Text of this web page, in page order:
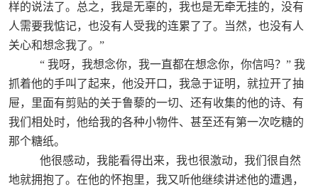
样的说法了。总之，我是无辜的，我也是无牵无挂的，没有
人需要我惦记，也没有人受我的连累了了。当然，也没有人
关心和想念我了。”
“ 我呀，我想念你，我一直都在想念你，你信吗？” 我
抓着他的手叫了起来，他没开口，我急于证明，就拉开了抽
屉，里面有剪贴的关于鲁藜的一切、还有收集的他的诗、有
我们相处时，他给我的各种小物件、甚至还有第一次吃糖的
那个糖纸。
他很感动，我能看得出来，我也很激动，我们很自然
地就拥抱了。在他的怀抱里，我又听他继续讲述他的遭遇，